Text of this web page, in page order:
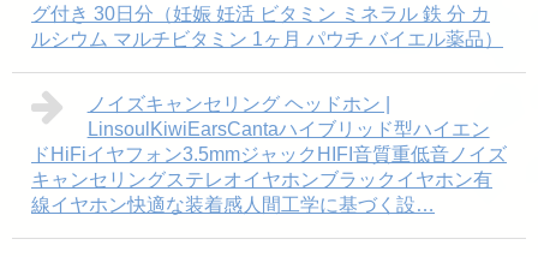
グ付き 30日分（妊娠 妊活 ビタミン ミネラル 鉄 分 カ
ルシウム マルチビタミン 1ヶ月 パウチ バイエル薬品）
ノイズキャンセリング ヘッドホン |
LinsoulKiwiEarsCantaハイブリッド型ハイエン
ドHiFiイヤフォン3.5mmジャックHIFI音質重低音ノイズ
キャンセリングステレオイヤホンブラックイヤホン有
線イヤホン快適な装着感人間工学に基づく設…